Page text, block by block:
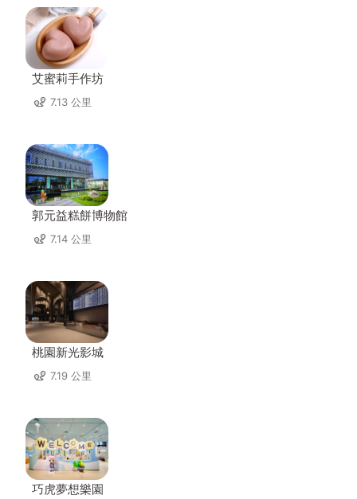
艾蜜莉手作坊
7.13 公里
郭元益糕餅博物館
7.14 公里
桃園新光影城
7.19 公里
巧虎夢想樂園